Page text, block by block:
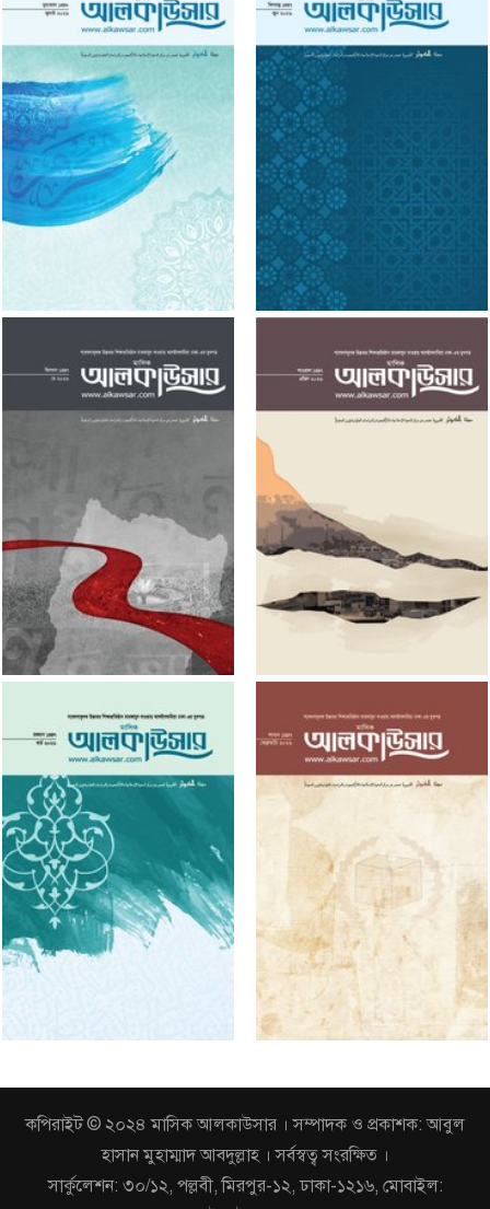
কপিরাইট © ২০২৪ মাসিক আলকাউসার । সম্পাদক ও প্রকাশক: আবুল
হাসান মুহাম্মাদ আবদুল্লাহ । সর্বস্বত্ব সংরক্ষিত ।
সার্কুলেশন: ৩০/১২, পল্লবী, মিরপুর-১২, ঢাকা-১২১৬, মোবাইল: